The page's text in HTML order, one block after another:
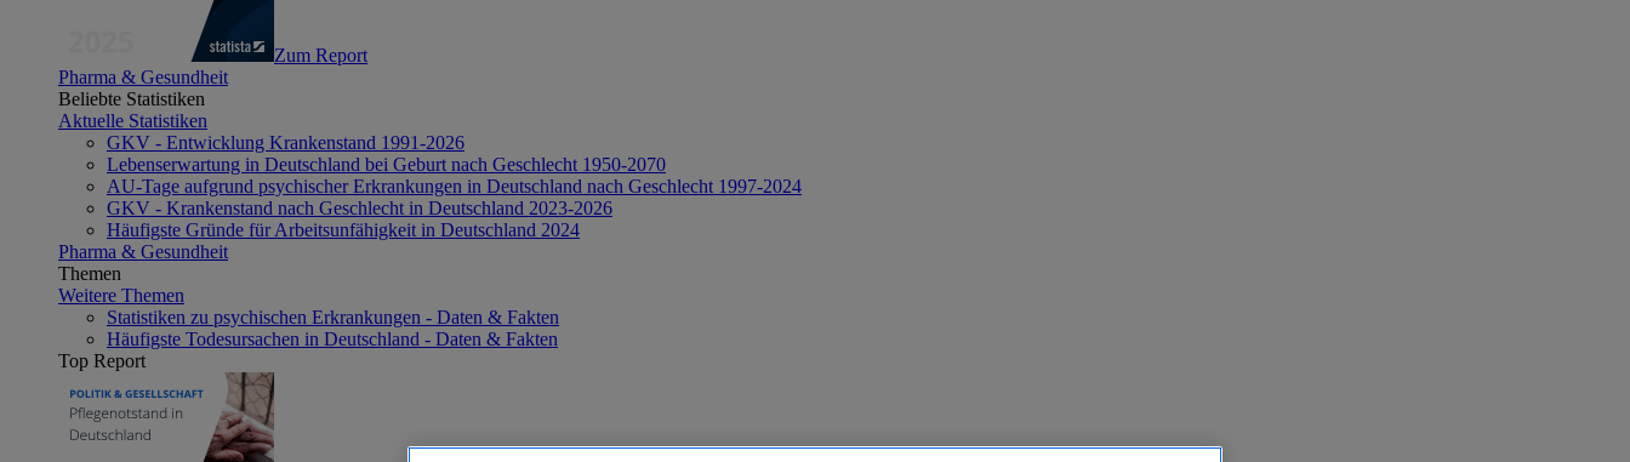
Zum Report
Pharma & Gesundheit
Beliebte Statistiken
Aktuelle Statistiken
GKV - Entwicklung Krankenstand 1991-2026
Lebenserwartung in Deutschland bei Geburt nach Geschlecht 1950-2070
AU-Tage aufgrund psychischer Erkrankungen in Deutschland nach Geschlecht 1997-2024
GKV - Krankenstand nach Geschlecht in Deutschland 2023-2026
Häufigste Gründe für Arbeitsunfähigkeit in Deutschland 2024
Pharma & Gesundheit
Themen
Weitere Themen
Statistiken zu psychischen Erkrankungen - Daten & Fakten
Häufigste Todesursachen in Deutschland - Daten & Fakten
Top Report